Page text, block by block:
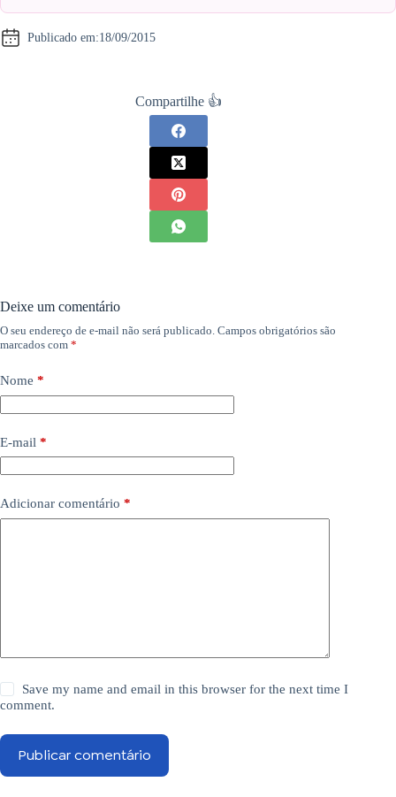
Publicado em:18/09/2015
Compartilhe 👍
Deixe um comentário
O seu endereço de e-mail não será publicado. Campos obrigatórios são
marcados com *
Nome *
E-mail *
Adicionar comentário *
Save my name and email in this browser for the next time I
comment.
Publicar comentário